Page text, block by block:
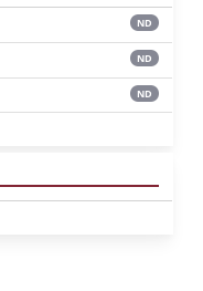
ND
ND
ND